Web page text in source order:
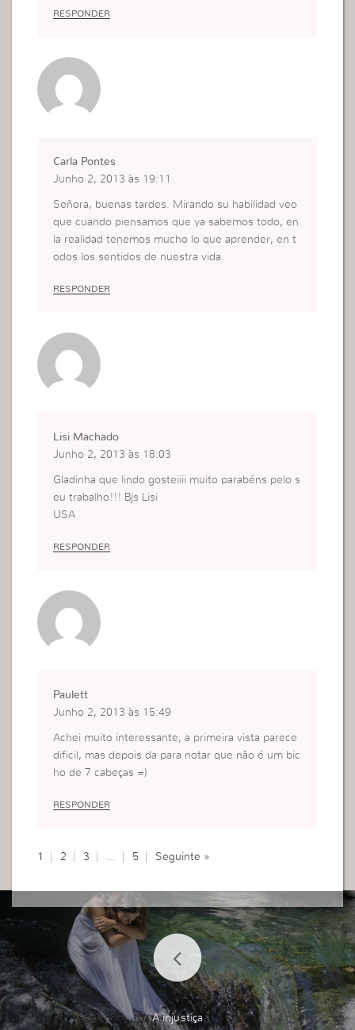
RESPONDER
Carla Pontes
Junho 2, 2013 às 19:11
Señora, buenas tardes. Mirando su habilidad veo
que cuando piensamos que ya sabemos todo, en
la realidad tenemos mucho lo que aprender, en t
odos los sentidos de nuestra vida.
RESPONDER
Lisi Machado
Junho 2, 2013 às 18:03
Gladinha que lindo gosteiiii muito parabéns pelo s
eu trabalho!!! Bjs Lisi
USA
RESPONDER
Paulett
Junho 2, 2013 às 15:49
Achei muito interessante, a primeira vista parece
dificil, mas depois da para notar que não é um bic
ho de 7 cabeças =)
RESPONDER
1 2 3 … 5 Seguinte »
A injustiça